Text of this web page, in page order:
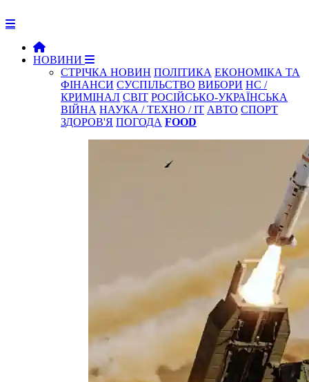
НОВИНИ
СТРІЧКА НОВИН ПОЛІТИКА ЕКОНОМІКА ТА
ФІНАНСИ СУСПІЛЬСТВО ВИБОРИ НС /
КРИМІНАЛ СВІТ РОСІЙСЬКО-УКРАЇНСЬКА
ВІЙНА НАУКА / ТЕХНО / IT АВТО СПОРТ
ЗДОРОВ'Я ПОГОДА FOOD